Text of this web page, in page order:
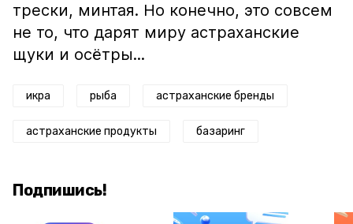
трески, минтая. Но конечно, это совсем
не то, что дарят миру астраханские
щуки и осётры...
икра рыба астраханские бренды
астраханские продукты базаринг
Подпишись!